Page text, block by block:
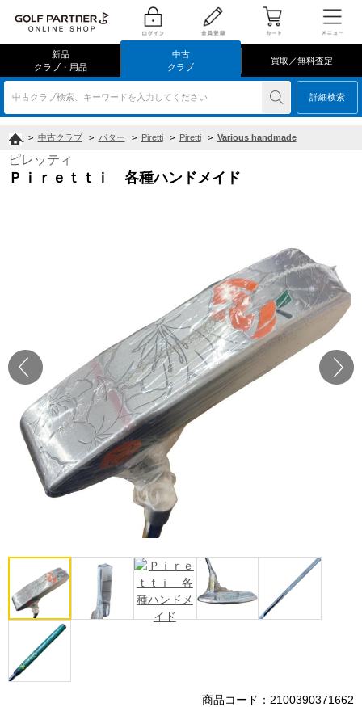
新品
クラブ・用品
中古
クラブ
買取／無料査定
中古クラブ検索、キーワードを入力してください 詳細検索
> 中古クラブ > パター > Piretti > Piretti > Various handmade
ピレッティ
Ｐｉｒｅｔｔｉ 各種ハンドメイド
商品コード：2100390371662